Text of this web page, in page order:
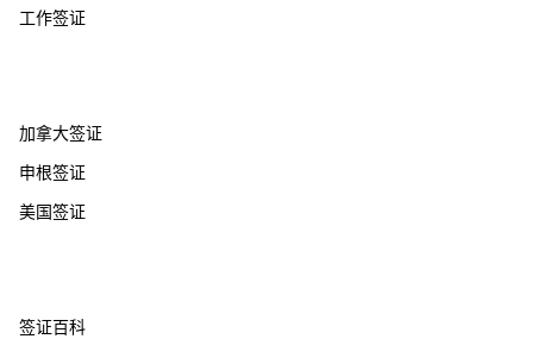
工作签证
加拿大签证
申根签证
美国签证
签证百科